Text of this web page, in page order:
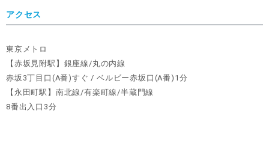
アクセス
東京メトロ
【赤坂見附駅】銀座線/丸の内線
赤坂3丁目口(A番)すぐ / ベルビー赤坂口(A番)1分
【永田町駅】南北線/有楽町線/半蔵門線
8番出入口3分